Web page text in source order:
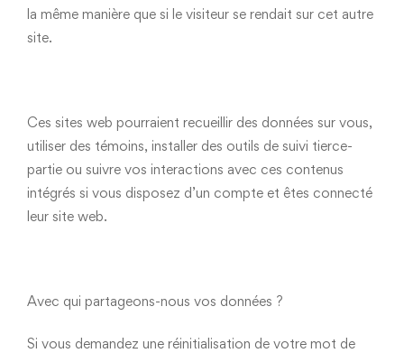
la même manière que si le visiteur se rendait sur cet autre
site.
Ces sites web pourraient recueillir des données sur vous,
utiliser des témoins, installer des outils de suivi tierce-
partie ou suivre vos interactions avec ces contenus
intégrés si vous disposez d’un compte et êtes connecté
leur site web.
Avec qui partageons-nous vos données ?
Si vous demandez une réinitialisation de votre mot de